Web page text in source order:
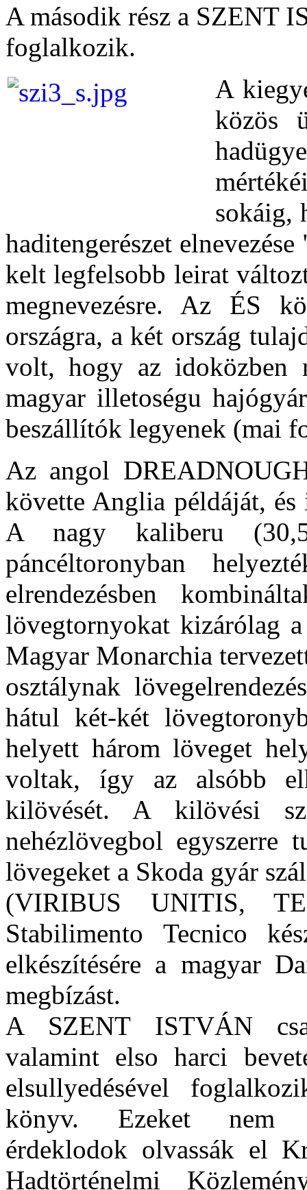
A második rész a SZENT
foglalkozik.
A
közös
sokáig,
haditengerészet
kelt legfelsobb leirat
megnevezésre. Az ÉS
országra, a két ország
volt, hogy az idoközben
magyar illetoségu
beszállítók legyenek (mai
Az angol
követte Anglia példáját,
A nagy kaliberu
páncéltoronyban
elrendezésben
lövegtornyokat kizárólag
Magyar Monarchia
osztálynak
hátul két-két
helyett három löveget
voltak, így az alsóbb
kilövését. A kilövési
nehézlövegbol egyszerre
lövegeket a Skoda gyár
(VIRIBUS UNITIS,
Stabilimento Tecnico
elkészítésére a magyar
megbízást.
A SZENT ISTVÁN
valamint elso harci
elsullyedésével
könyv. Ezeket nem
érdeklodok olvassák el
Hadtörténelmi